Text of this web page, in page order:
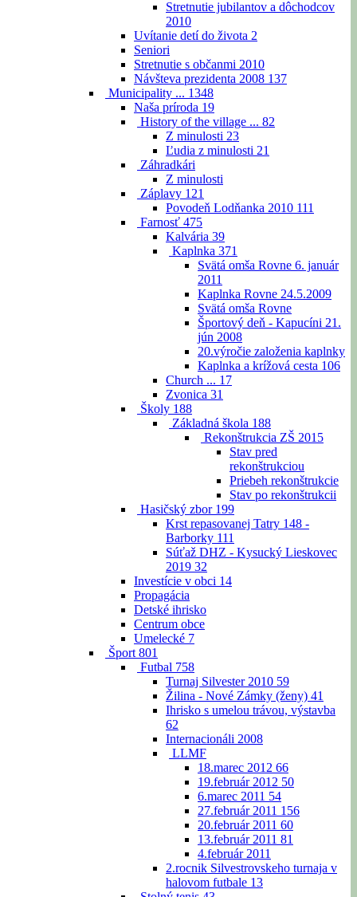
Stretnutie jubilantov a dôchodcov
2010
Uvítanie detí do života 2
Seniori
Stretnutie s občanmi 2010
Návšteva prezidenta 2008 137
Municipality ... 1348
Naša príroda 19
History of the village ... 82
Z minulosti 23
Ľudia z minulosti 21
Záhradkári
Z minulosti
Záplavy 121
Povodeň Lodňanka 2010 111
Farnosť 475
Kalvária 39
Kaplnka 371
Svätá omša Rovne 6. január
2011
Kaplnka Rovne 24.5.2009
Svätá omša Rovne
Športový deň - Kapucíni 21.
jún 2008
20.výročie založenia kaplnky
Kaplnka a krížová cesta 106
Church ... 17
Zvonica 31
Školy 188
Základná škola 188
Rekonštrukcia ZŠ 2015
Stav pred
rekonštrukciou
Priebeh rekonštrukcie
Stav po rekonštrukcii
Hasičský zbor 199
Krst repasovanej Tatry 148 -
Barborky 111
Súťaž DHZ - Kysucký Lieskovec
2019 32
Investície v obci 14
Propagácia
Detské ihrisko
Centrum obce
Umelecké 7
Šport 801
Futbal 758
Turnaj Silvester 2010 59
Žilina - Nové Zámky (ženy) 41
Ihrisko s umelou trávou, výstavba
62
Internacionáli 2008
LLMF
18.marec 2012 66
19.február 2012 50
6.marec 2011 54
27.február 2011 156
20.február 2011 60
13.február 2011 81
4.február 2011
2.rocnik Silvestrovskeho turnaja v
halovom futbale 13